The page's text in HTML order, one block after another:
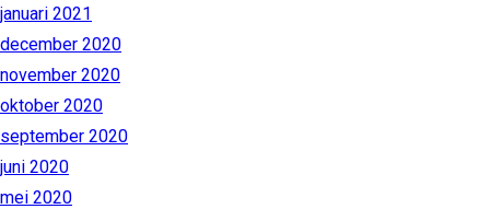
januari 2021
december 2020
november 2020
oktober 2020
september 2020
juni 2020
mei 2020